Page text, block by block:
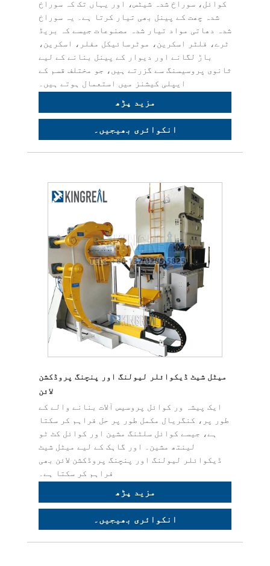
کوائل، سوراخ شدہ شیٹس، اور یہاں تک کہ سوراخ
شدہ چھت کے پینل بھی تیار کرتا ہے۔ یہ سوراخ
شدہ دھاتی مواد تیار شدہ مصنوعات جیسے کہ بریڈ
ٹرے، فلٹر اسکرین، موٹرسائیکل مفلر، اسکرین،
باڑ لگانے اور دیوار کے پینل بنانے کے لیے
ثانوی پروسیسنگ سے گزرتے ہیں، جو مختلف قسم کے
ایپلی کیشنز میں استعمال ہوتے ہیں۔
مزید پڑھ
انکوائری بھیجیں۔
میٹل شیٹ ڈیکوائلر لیولنگ اور پنچنگ پروڈکشن
لائن
ایک پیشہ ور کوائل پروسیس آلات بنانے والے کے
طور پر، کنگریال مکمل طور پر حل فراہم کر سکتا
ہے، جیسے کوائل سلٹنگ مشین اور کوائل کٹ ٹو
لینتھ مشین۔ اور گاہک کے لیے میٹل شیٹ
ڈیکوائلر لیولنگ اور پنچنگ پروڈکشن لائن بھی
فراہم کر سکتا ہے۔
مزید پڑھ
انکوائری بھیجیں۔